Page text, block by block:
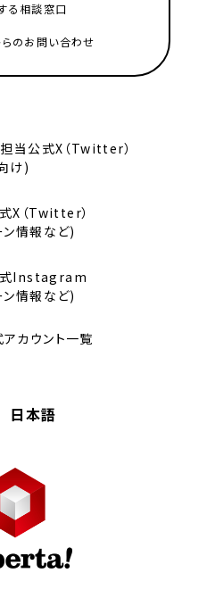
る相談窓口
のお問い合わせ
当公式X（Twitter）
け)
X（Twitter）
ン情報など)
式Instagram
ン情報など)
カウント一覧
日本語